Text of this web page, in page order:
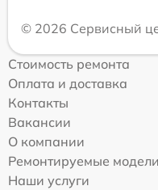
© 2026 Сервисный
Стоимость ремонта
Оплата и доставка
Контакты
Вакансии
О компании
Ремонтируемые модели
Наши услуги